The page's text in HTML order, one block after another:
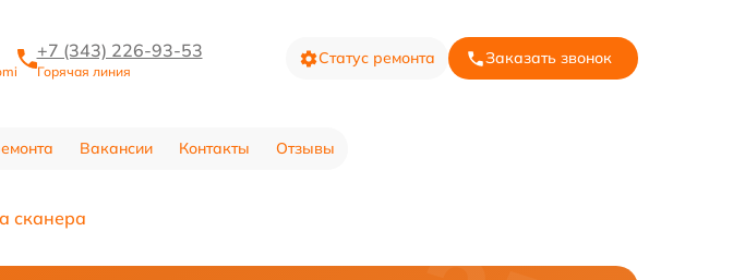
+7 (343) 226-93-53
Горячая линия
Статус ремонта Заказать звонок
Вакансии Контакты Отзывы
сканера